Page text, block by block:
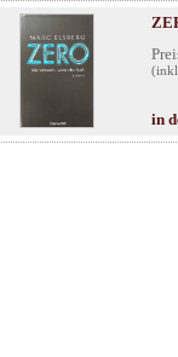
in